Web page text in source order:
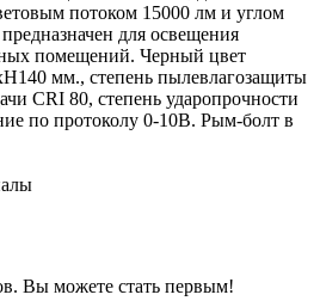
потоком 15000 лм и углом
для освещения
помещений. Черный цвет
мм., степень пылевлагозащиты
CRI 80, степень ударопрочности
по протоколу 0-10В. Рым-болт в
Вы можете стать первым!